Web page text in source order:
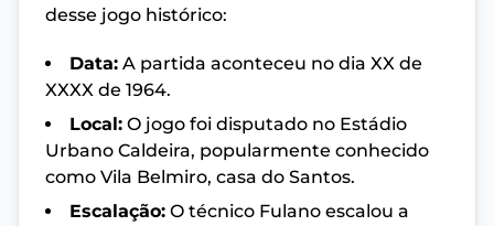
desse jogo histórico:
Data: A partida aconteceu no dia XX de
XXXX de 1964.
Local: O jogo foi disputado no Estádio
Urbano Caldeira, popularmente conhecido
como Vila Belmiro, casa do Santos.
Escalação: O técnico Fulano escalou a